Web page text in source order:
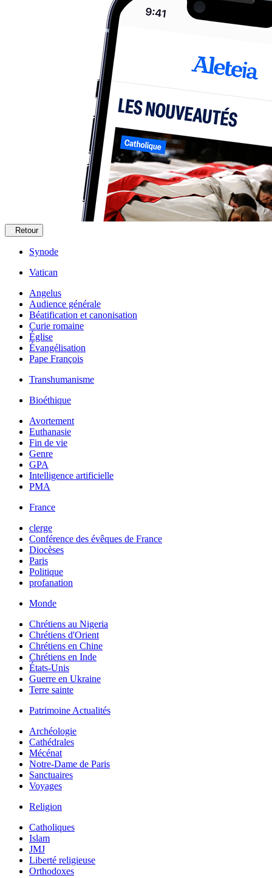
Retour
Synode
Vatican
Angelus
Audience générale
Béatification et canonisation
Curie romaine
Église
Évangélisation
Pape François
Transhumanisme
Bioéthique
Avortement
Euthanasie
Fin de vie
Genre
GPA
Intelligence artificielle
PMA
France
clerge
Conférence des évêques de France
Diocèses
Paris
Politique
profanation
Monde
Chrétiens au Nigeria
Chrétiens d'Orient
Chrétiens en Chine
Chrétiens en Inde
États-Unis
Guerre en Ukraine
Terre sainte
Patrimoine Actualités
Archéologie
Cathédrales
Mécénat
Notre-Dame de Paris
Sanctuaires
Voyages
Religion
Catholiques
Islam
JMJ
Liberté religieuse
Orthodoxes